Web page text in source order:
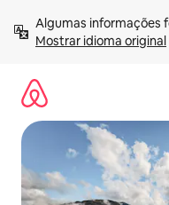
para
Mostrar idioma original